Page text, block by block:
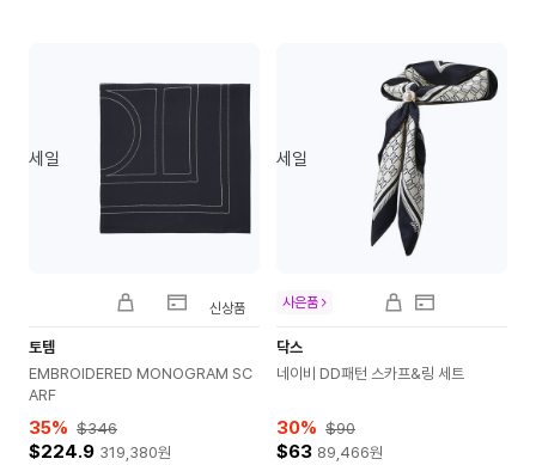
세일
토템
EMBROIDERED MONOGRAM SC
ARF
35% $346
$224.9 319,380원
신상품
세일
닥스
네이비 DD패턴 스카프&링 세트
30% $90
$63 89,466원
사은품